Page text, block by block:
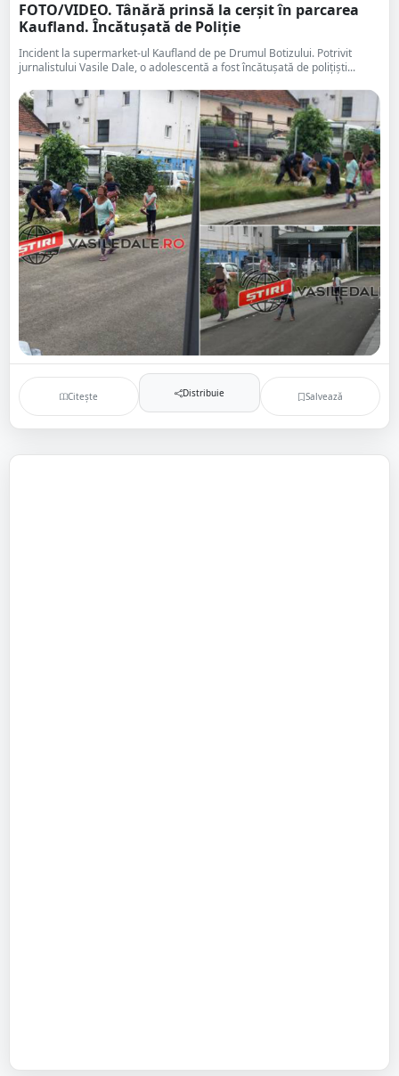
FOTO/VIDEO. Tânără prinsă la cerșit în parcarea
Kaufland. Încătușată de Poliție
Incident la supermarket-ul Kaufland de pe Drumul Botizului. Potrivit
jurnalistului Vasile Dale, o adolescentă a fost încătușată de polițiști...
Citește Distribuie Salvează